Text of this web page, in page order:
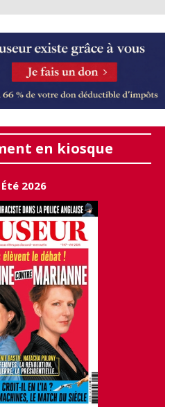
en kiosque
Été 2026